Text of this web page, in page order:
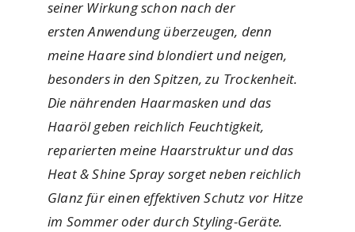
seiner Wirkung schon nach der
ersten Anwendung überzeugen, denn
meine Haare sind blondiert und neigen,
besonders in den Spitzen, zu Trockenheit.
Die nährenden Haarmasken und das
Haaröl geben reichlich Feuchtigkeit,
reparierten meine Haarstruktur und das
Heat & Shine Spray sorget neben reichlich
Glanz für einen effektiven Schutz vor Hitze
im Sommer oder durch Styling-Geräte.